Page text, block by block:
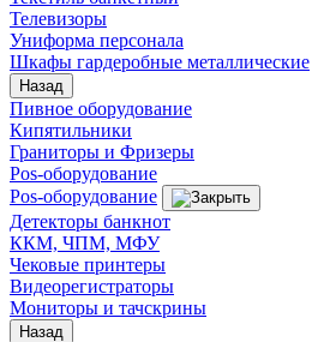
Телевизоры
Униформа персонала
Шкафы гардеробные металлические
Назад
Пивное оборудование
Кипятильники
Граниторы и Фризеры
Pos-оборудование
Pos-оборудование
Детекторы банкнот
ККМ, ЧПМ, МФУ
Чековые принтеры
Видеорегистраторы
Мониторы и тачскрины
Назад